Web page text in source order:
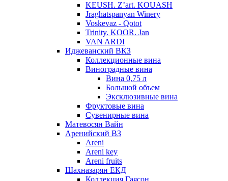
KEUSH. Z’art. KOUASH
Jraghatspanyan Winery
Voskevaz - Qotot
Trinity. KOOR. Jan
VAN ARDI
Иджеванский ВКЗ
Коллекционные вина
Виноградные вина
Вина 0,75 л
Большой объем
Эксклюзивные вина
Фруктовые вина
Cувенирные вина
Матевосян Вайн
Аренийский ВЗ
Areni
Areni key
Areni fruits
Шахназарян ЕКД
Коллекция Гаясон